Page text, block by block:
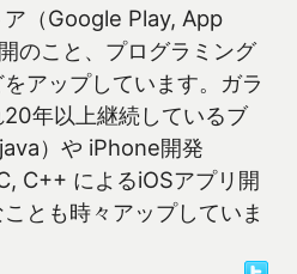
（Google Play, App
のこと、プログラミング
アップしています。ガラ
年以上継続しているブ
）や iPhone開発
C++ によるiOSアプリ開
とも時々アップしていま